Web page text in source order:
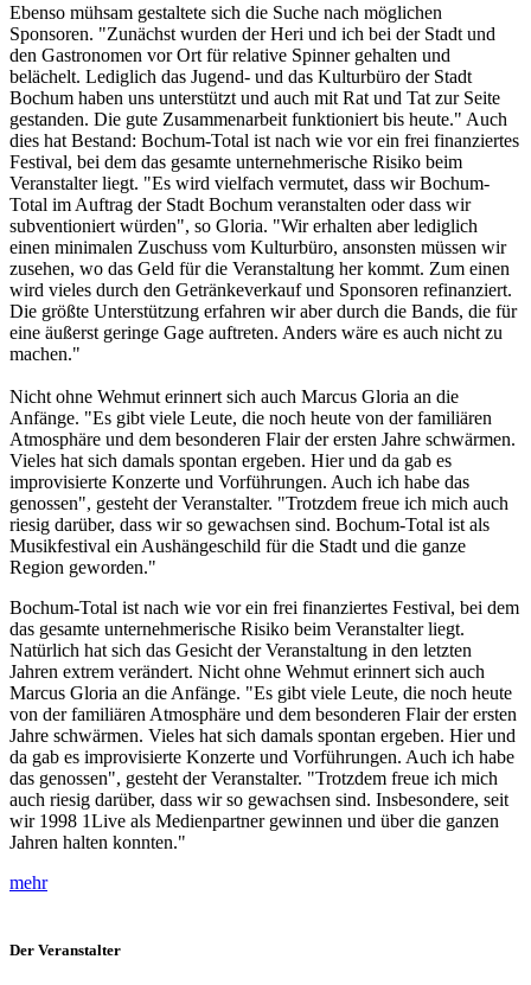
Ebenso mühsam gestaltete sich die Suche nach möglichen
Sponsoren. "Zunächst wurden der Heri und ich bei der Stadt und
den Gastronomen vor Ort für relative Spinner gehalten und
belächelt. Lediglich das Jugend- und das Kulturbüro der Stadt
Bochum haben uns unterstützt und auch mit Rat und Tat zur Seite
gestanden. Die gute Zusammenarbeit funktioniert bis heute." Auch
dies hat Bestand: Bochum-Total ist nach wie vor ein frei finanziertes
Festival, bei dem das gesamte unternehmerische Risiko beim
Veranstalter liegt. "Es wird vielfach vermutet, dass wir Bochum-
Total im Auftrag der Stadt Bochum veranstalten oder dass wir
subventioniert würden", so Gloria. "Wir erhalten aber lediglich
einen minimalen Zuschuss vom Kulturbüro, ansonsten müssen wir
zusehen, wo das Geld für die Veranstaltung her kommt. Zum einen
wird vieles durch den Getränkeverkauf und Sponsoren refinanziert.
Die größte Unterstützung erfahren wir aber durch die Bands, die für
eine äußerst geringe Gage auftreten. Anders wäre es auch nicht zu
machen."
Nicht ohne Wehmut erinnert sich auch Marcus Gloria an die
Anfänge. "Es gibt viele Leute, die noch heute von der familiären
Atmosphäre und dem besonderen Flair der ersten Jahre schwärmen.
Vieles hat sich damals spontan ergeben. Hier und da gab es
improvisierte Konzerte und Vorführungen. Auch ich habe das
genossen", gesteht der Veranstalter. "Trotzdem freue ich mich auch
riesig darüber, dass wir so gewachsen sind. Bochum-Total ist als
Musikfestival ein Aushängeschild für die Stadt und die ganze
Region geworden."
Bochum-Total ist nach wie vor ein frei finanziertes Festival, bei dem
das gesamte unternehmerische Risiko beim Veranstalter liegt.
Natürlich hat sich das Gesicht der Veranstaltung in den letzten
Jahren extrem verändert. Nicht ohne Wehmut erinnert sich auch
Marcus Gloria an die Anfänge. "Es gibt viele Leute, die noch heute
von der familiären Atmosphäre und dem besonderen Flair der ersten
Jahre schwärmen. Vieles hat sich damals spontan ergeben. Hier und
da gab es improvisierte Konzerte und Vorführungen. Auch ich habe
das genossen", gesteht der Veranstalter. "Trotzdem freue ich mich
auch riesig darüber, dass wir so gewachsen sind. Insbesondere, seit
wir 1998 1Live als Medienpartner gewinnen und über die ganzen
Jahren halten konnten."
mehr
Der Veranstalter